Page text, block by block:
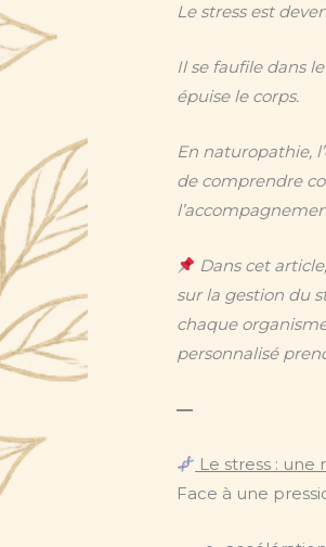
Le stress est
Il se faufile dans
épuise le corps.
En naturopathie,
de comprendre
Dans cet
sur la gestion du
chaque
personnalisé
—
Le stress :
Face à une